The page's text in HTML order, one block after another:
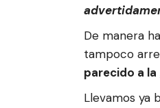
De manera
tampoco
parecido a la
Llevamos ya